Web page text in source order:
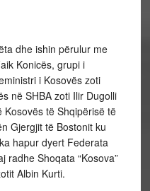
dhe ishin përulur me
Konicës, grupi i
i Kosovës zoti
në SHBA zoti Ilir Dugolli
të Shqipërisë të
Gjergjit të Bostonit ku
hapur dyert Federata
radhe Shoqata “Kosova”
Albin Kurti.